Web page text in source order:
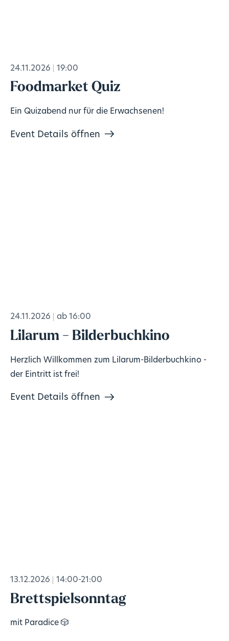
24.11.2026 19:00
Foodmarket Quiz
Ein Quizabend nur für die Erwachsenen!
Event Details öffnen
24.11.2026 ab 16:00
Lilarum - Bilderbuchkino
Herzlich Willkommen zum Lilarum-Bilderbuchkino -
der Eintritt ist frei!
Event Details öffnen
13.12.2026 14:00-21:00
Brettspielsonntag
mit Paradice 🎲